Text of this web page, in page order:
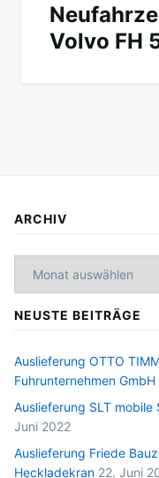
Volvo FH
ARCHIV
NEUSTE BEITRÄGE
Auslieferung OTTO
Fuhrunternehmen
Auslieferung SLT mobile
Juni 2022
Auslieferung Friede
Heckladekran 22. Juni